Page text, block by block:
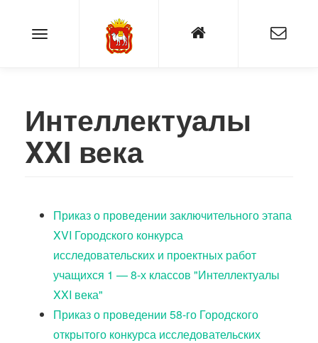
Интеллектуалы
XXI века
Приказ о проведении заключительного этапа
XVI Городского конкурса
исследовательских и проектных работ
учащихся 1 — 8-х классов "Интеллектуалы
XXI века"
Приказ о проведении 58-го Городского
открытого конкурса исследовательских